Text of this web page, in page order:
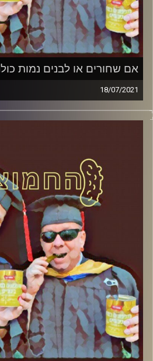
אם שחורים או לבנים נמות
18/07/2021
החמוצים – בפעם הרביעית
עם פרופסור בועז בן-דוד
הירשברגר
והפעם: אם שחורים או לבנים
קרדיט תמונות:AudioVersity